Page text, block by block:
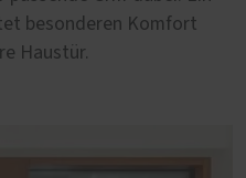
besonderen Komfort
Haustür.